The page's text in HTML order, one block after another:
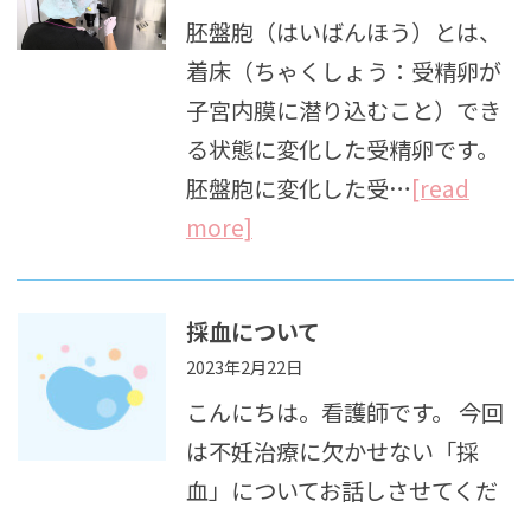
胚盤胞（はいばんほう）とは、
着床（ちゃくしょう：受精卵が
子宮内膜に潜り込むこと）でき
る状態に変化した受精卵です。
胚盤胞に変化した受…[read
more]
採血について
2023年2月22日
こんにちは。看護師です。 今回
は不妊治療に欠かせない「採
血」についてお話しさせてくだ